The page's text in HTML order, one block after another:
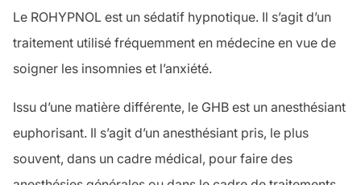
Le ROHYPNOL est un sédatif hypnotique. Il s’agit d’un
traitement utilisé fréquemment en médecine en vue de
soigner les insomnies et l’anxiété.
Issu d’une matière différente, le GHB est un anesthésiant
euphorisant. Il s’agit d’un anesthésiant pris, le plus
souvent, dans un cadre médical, pour faire des